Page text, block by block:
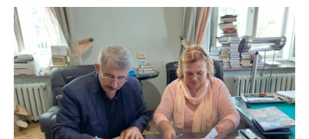
Підписано
положення
відкритого
конкурсу
“Кольори
xудожнього
слова”